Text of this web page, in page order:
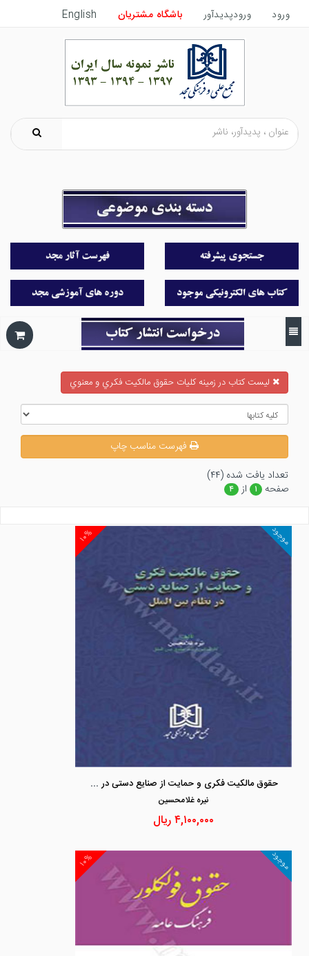
ورود ورودپدیدآور باشگاه مشتریان English
ليست كتاب در زمينه كليات حقوق مالكيت فكري و معنوي
فهرست مناسب چاپ
تعداد يافت شده (۴۴)
صفحه
۱ از ۴
۱۰% موجود
حقوق مالکیت فکری و حمایت از صنایع دستی در نظام بین الملل
نيره غلامحسين
۴,۱۰۰,۰۰۰ریال
۱۰% موجود